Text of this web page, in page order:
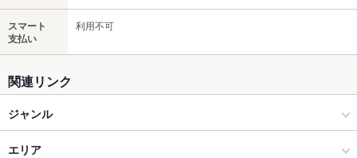
スマート
支払い
利用不可
関連リンク
ジャンル
居酒屋
エリア